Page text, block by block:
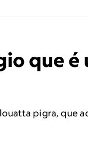
que
pigra, que